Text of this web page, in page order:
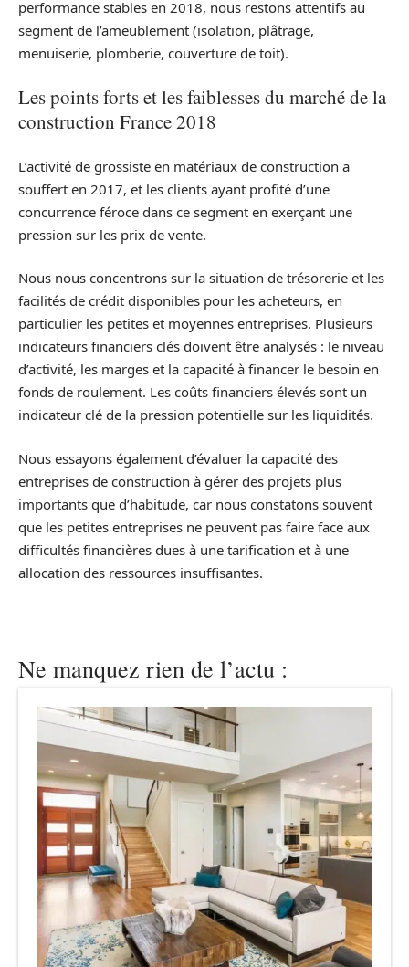
performance stables en 2018, nous restons attentifs au
segment de l’ameublement (isolation, plâtrage,
menuiserie, plomberie, couverture de toit).
Les points forts et les faiblesses du marché de la
construction France 2018
L’activité de grossiste en matériaux de construction a
souffert en 2017, et les clients ayant profité d’une
concurrence féroce dans ce segment en exerçant une
pression sur les prix de vente.
Nous nous concentrons sur la situation de trésorerie et les
facilités de crédit disponibles pour les acheteurs, en
particulier les petites et moyennes entreprises. Plusieurs
indicateurs financiers clés doivent être analysés : le niveau
d’activité, les marges et la capacité à financer le besoin en
fonds de roulement. Les coûts financiers élevés sont un
indicateur clé de la pression potentielle sur les liquidités.
Nous essayons également d’évaluer la capacité des
entreprises de construction à gérer des projets plus
importants que d’habitude, car nous constatons souvent
que les petites entreprises ne peuvent pas faire face aux
difficultés financières dues à une tarification et à une
allocation des ressources insuffisantes.
Ne manquez rien de l’actu :